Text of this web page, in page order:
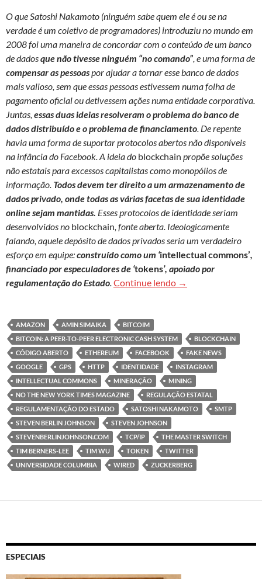
O que Satoshi Nakamoto (ninguém sabe quem ele é ou se na
verdade é um coletivo de programadores) introduziu no mundo em
2008 foi uma maneira de concordar com o conteúdo de um banco
de dadosque não tivesse ninguém “no comando”, e uma forma de
compensar as pessoaspor ajudar a tornar esse banco de dados
mais valioso, sem que essas pessoas estivessem numa folha de
pagamento oficial ou detivessem ações numa entidade corporativa.
Juntas, essas duas ideias resolveram o problema do banco de
dados distribuído e o problema de financiamento. De repente
havia uma forma de suportar protocolos abertos não disponíveis
na infância do Facebook. A ideia do blockchain propõe soluções
não estatais para excessos capitalistas como monopólios de
informação. Todos devem ter direito a um armazenamento de
dados privado, onde todas as várias facetas de sua identidade
online sejam mantidas. Esses protocolos de identidade seriam
desenvolvidos no blockchain, fonte aberta. Ideologicamente
falando, aquele depósito de dados privados seria um verdadeiro
esforço em equipe:construído como um ‘intellectual commons’,
financiado por especuladores de ‘tokens’, apoiado por
regulamentação do Estado.Continue lendo Blockchain: além da
→
AMAZON AMIN SIMAIKA
BITCOIM
BITCOIN: A PEER-TO-PEER ELECTRONIC CASH SYSTEM
BLOCKCHAIN
CÓDIGO ABERTO
ETHEREUM FACEBOOK
FAKE NEWS
GOOGLE
GPS HTTP IDENTIDADE
INSTAGRAM
INTELLECTUAL COMMONS
MINERAÇÃO
MINING
NO THE NEW YORK TIMES MAGAZINE
REGULAÇÃO ESTATAL
REGULAMENTAÇÃO DO ESTADO
SATOSHI NAKAMOTO
SMTP
STEVEN BERLIN JOHNSON
STEVEN JOHNSON
STEVENBERLINJOHNSON.COM
TCP/IP
THE MASTER SWITCH
TIM BERNERS-LEE
TIM WU TOKEN
TWITTER
UNIVERSIDADE COLUMBIA
WIRED ZUCKERBERG
ESPECIAIS